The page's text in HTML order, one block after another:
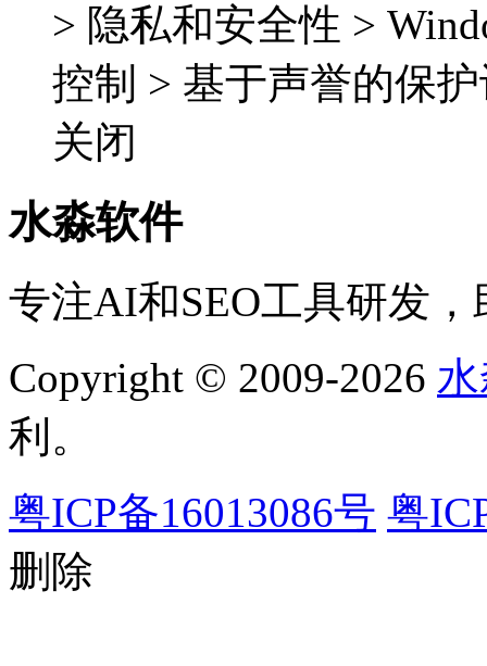
> 隐私和安全性 >
控制 > 基于声誉的保
关闭
水淼软件
专注AI和SEO工具研发
Copyright © 2009-2026
利。
粤ICP备16013086号 粤
删除